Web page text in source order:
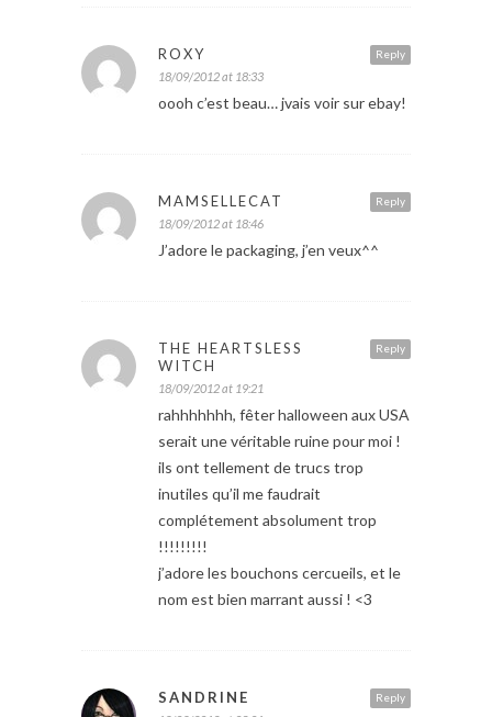
Reply
ROXY
18/09/2012 at 18:33
oooh c’est beau… jvais voir sur ebay!
Reply
MAMSELLECAT
18/09/2012 at 18:46
J’adore le packaging, j’en veux^^
Reply
THE HEARTSLESS
WITCH
18/09/2012 at 19:21
rahhhhhhh, fêter halloween aux USA
serait une véritable ruine pour moi !
ils ont tellement de trucs trop
inutiles qu’il me faudrait
complétement absolument trop
!!!!!!!!!
j’adore les bouchons cercueils, et le
nom est bien marrant aussi ! <3
Reply
SANDRINE